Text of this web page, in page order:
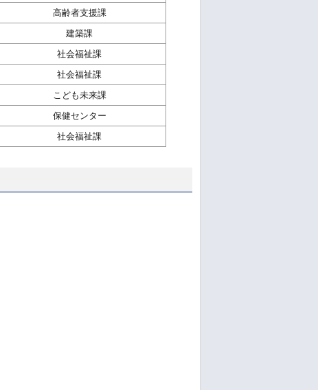
高齢者支援課
建築課
社会福祉課
社会福祉課
こども未来課
保健センター
社会福祉課